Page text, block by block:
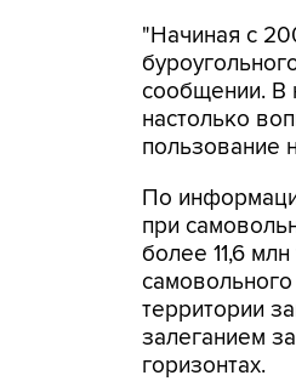
"Начиная с
сообщении. В
настолько
пользование
По
при
более 11,6
территории
залеганием
горизонтах.